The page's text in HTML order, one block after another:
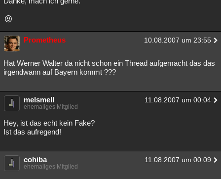
Prometheus 10.08.2007 um 23:55
Hat Werner Walter da nicht schon ein Thread aufgemacht das das
irgendwann auf Bayern kommt ???
melsmell 11.08.2007 um 00:04
ehemaliges Mitglied
Hey, ist das echt kein Fake?
Ist das aufregend!
cohiba 11.08.2007 um 00:09
ehemaliges Mitglied